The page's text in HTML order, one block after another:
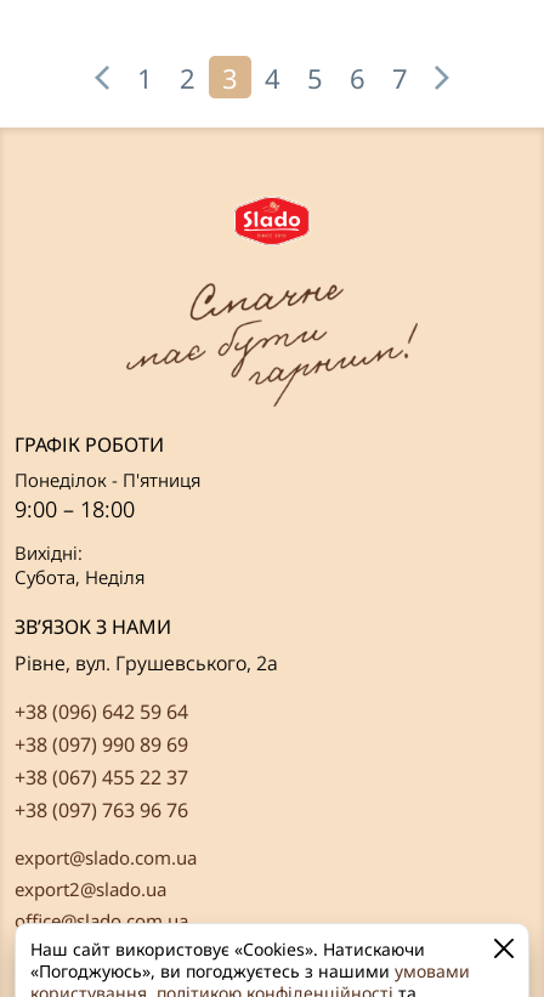
1 2 3 4 5 6 7
ГРАФІК РОБОТИ
Понеділок - П'ятниця
9:00 – 18:00
Вихідні:
Субота, Неділя
ЗВ’ЯЗОК З НАМИ
Рівне, вул. Грушевського, 2а
+38 (096) 642 59 64
+38 (097) 990 89 69
+38 (067) 455 22 37
+38 (097) 763 96 76
export@slado.com.ua
export2@slado.ua
office@slado.com.ua
Наш сайт використовує «Cookies». Натискаючи
«Погоджуюсь», ви погоджуєтесь з нашими умовами